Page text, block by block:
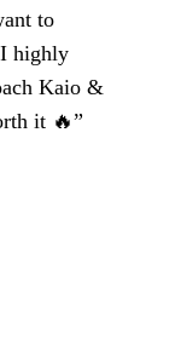
to
highly
Kaio &
it 🔥”